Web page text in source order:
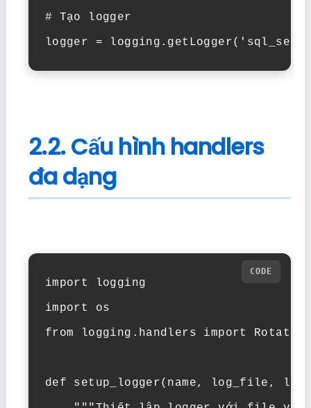
# Tạo logger
logger =
2.2. Cấu hình handlers
đa dạng
import logging
import os
from logging.handlers import
def setup_logger(name, log_file,